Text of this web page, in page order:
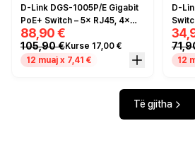
D-Link DGS-1005P/E Gigabit
PoE+ Switch – 5× RJ45, 4×
PoE+, 60W
88,90 €
105,90 €Kurse 17,00 €
12 muaj x 7,41 €
D-
12
Të gjitha